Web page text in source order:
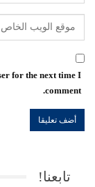
for the next time I
comment.
تابعنا!